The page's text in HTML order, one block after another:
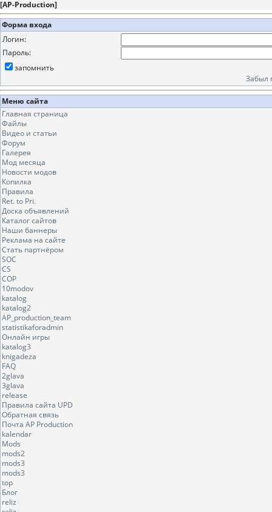
[AP-Production]
Форма входа
Логин:
Пароль:
запомнить
Забыл
Меню сайта
Главная страница
Файлы
Видео и статьи
Форум
Галерея
Мод месяца
Новости модов
Копилка
Правила
Ret. to Pri.
Доска объявлений
Каталог сайтов
Наши баннеры
Реклама на сайте
Стать партнёром
SOC
CS
COP
10modov
katalog
katalog2
AP_production_team
statistikaforadmin
Онлайн игры
katalog3
knigadeza
FAQ
2glava
3glava
release
Правила сайта UPD
Обратная связь
Почта AP Production
kalendar
Mods
mods2
mods3
mods3
top
Блог
reliz